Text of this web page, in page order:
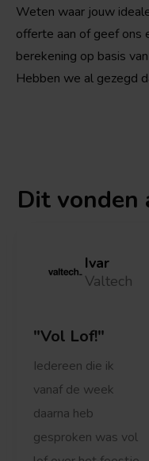
Weten waar jouw
offerte aan of geef ons
berekening op basis
Hebben we al gezegd
Dit vonden
Ivar
Valtech
Vol Lof!
Iedereen die ik
vanaf de week
daarna heb
gesproken was vol